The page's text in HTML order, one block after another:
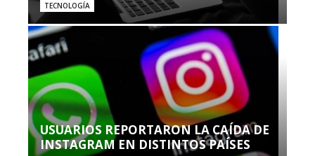
TECNOLOGÍA
USUARIOS REPORTARON LA CAÍDA DE
INSTAGRAM EN DISTINTOS PAÍSES